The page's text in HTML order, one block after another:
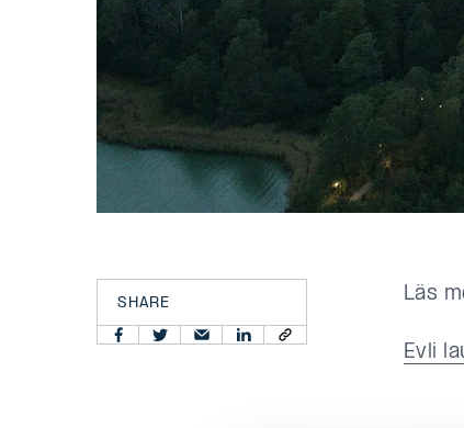
SHARE Läs
Evli